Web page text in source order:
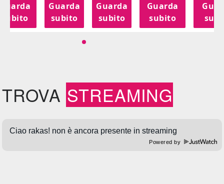
subito
Guarda
subito
Guarda
subito
Guarda
subito
TROVA STREAMING
Powered by